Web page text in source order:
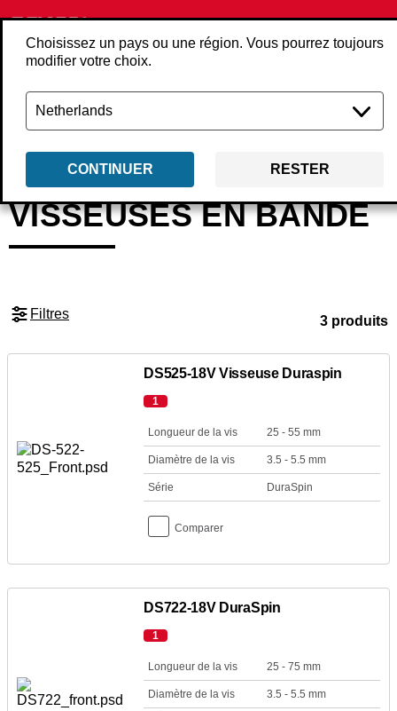
Choisissez un pays ou une région. Vous pourrez toujours
modifier votre choix.
CONTINUER RESTER
Retour Produits Outils Visseuses et visseuses en bande
VISSEUSES EN BANDE
Filtres 3 produits
DS525-18V Visseuse Duraspin
1
Longueur de la vis 25 - 55 mm
Diamètre de la vis 3.5 - 5.5 mm
Série DuraSpin
Comparer
DS722-18V DuraSpin
1
Longueur de la vis 25 - 75 mm
Diamètre de la vis 3.5 - 5.5 mm